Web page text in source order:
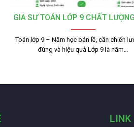
GIA SƯ TOÁN LỚP 9 CHẤT
Toán lớp 9 – Năm học bản lề, cần chiến
đúng và hiệu quả Lớp 9 là năm…
LINK